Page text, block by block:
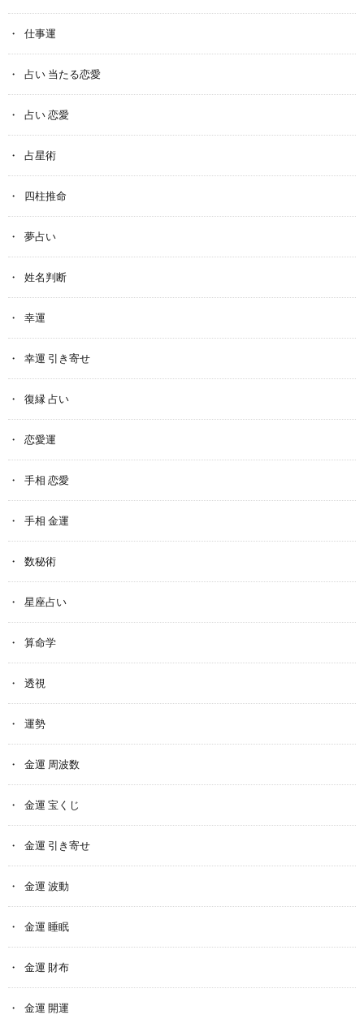
仕事運
占い 当たる恋愛
占い 恋愛
占星術
四柱推命
夢占い
姓名判断
幸運
幸運 引き寄せ
復縁 占い
恋愛運
手相 恋愛
手相 金運
数秘術
星座占い
算命学
透視
運勢
金運 周波数
金運 宝くじ
金運 引き寄せ
金運 波動
金運 睡眠
金運 財布
金運 開運